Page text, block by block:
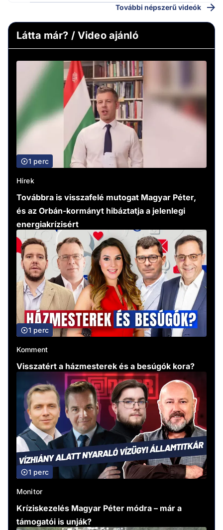
További népszerű videók
Látta már? / Video ajánló
1 perc
Hírek
Továbbra is visszafelé mutogat Magyar Péter,
és az Orbán-kormányt hibáztatja a jelenlegi
energiakrízisért
1 perc
Komment
Visszatért a házmesterek és a besúgók kora?
1 perc
Monitor
Kríziskezelés Magyar Péter módra – már a
támogatói is unják?